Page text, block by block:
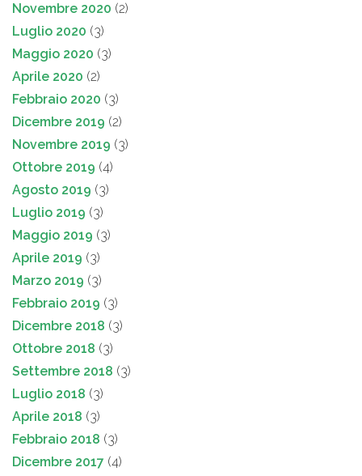
Novembre 2020 (2)
Luglio 2020 (3)
Maggio 2020 (3)
Aprile 2020 (2)
Febbraio 2020 (3)
Dicembre 2019 (2)
Novembre 2019 (3)
Ottobre 2019 (4)
Agosto 2019 (3)
Luglio 2019 (3)
Maggio 2019 (3)
Aprile 2019 (3)
Marzo 2019 (3)
Febbraio 2019 (3)
Dicembre 2018 (3)
Ottobre 2018 (3)
Settembre 2018 (3)
Luglio 2018 (3)
Aprile 2018 (3)
Febbraio 2018 (3)
Dicembre 2017 (4)